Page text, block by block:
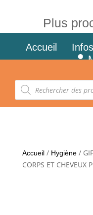
Plus
Accueil
Recherche
produits
Accueil/ Hygiène/
CORPS ET CHEVEUX